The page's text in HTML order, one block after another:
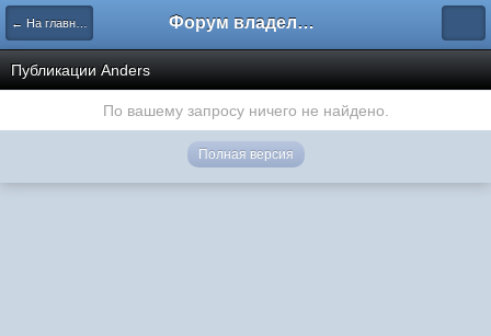
← На главную Форум владельцев интернет-магазинов
Публикации Anders
По вашему запросу ничего не найдено.
Полная версия